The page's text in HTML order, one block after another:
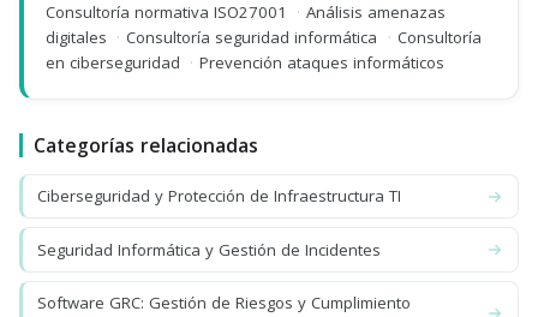
Consultoría normativa ISO27001 · Análisis amenazas
digitales · Consultoría seguridad informática · Consultoría
en ciberseguridad · Prevención ataques informáticos
Categorías relacionadas
Ciberseguridad y Protección de Infraestructura TI
Seguridad Informática y Gestión de Incidentes
Software GRC: Gestión de Riesgos y Cumplimiento